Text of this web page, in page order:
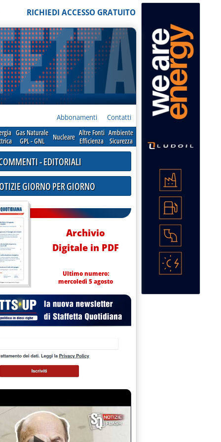
RICHIEDI ACCESSO GRATUITO
Abbonamenti Contatti
Gas Naturale
GPL - GNL
Nucleare Altre Fonti
Efficienza
Ambiente
Sicurezza
GENNAIO: 13,99%'
- EDITORIALI
GIORNO PER GIORNO
Archivio
Digitale in PDF
Ultimo numero:
mercoledì 5 agosto